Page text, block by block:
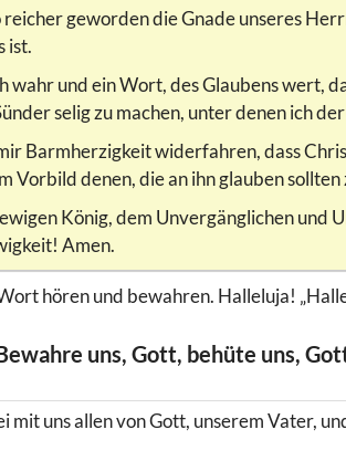
reicher geworden die Gnade unseres
ist.
wahr und ein Wort, des Glaubens wert,
selig zu machen, unter denen ich
Barmherzigkeit widerfahren, dass
Vorbild denen, die an ihn glauben sollten
König, dem Unvergänglichen und
Amen.
hören und bewahren. Halleluja!
uns, Gott, behüte uns,
mit uns allen von Gott, unserem Vater,